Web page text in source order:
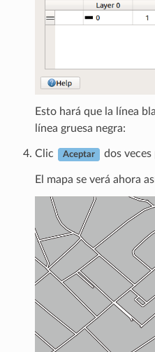
Esto hará que la línea
línea gruesa negra:
Clic Aceptar dos veces
El mapa se verá ahora